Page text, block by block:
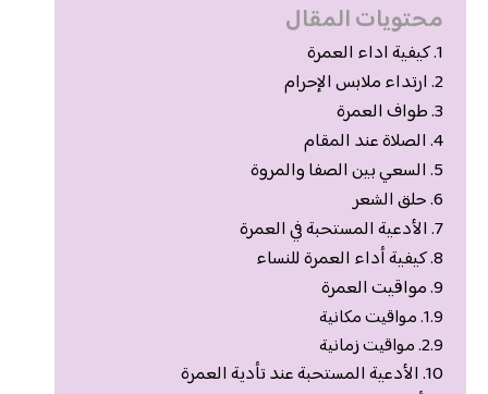
محتويات المقال
كيفية اداء العمرة
ارتداء ملابس الإحرام
طواف العمرة
الصلاة عند المقام
السعي بين الصفا والمروة
حلق الشعر
الأدعية المستحبة في العمرة
كيفية أداء العمرة للنساء
مواقيت العمرة
مواقيت مكانية
مواقيت زمانية
الأدعية المستحبة عند تأدية العمرة